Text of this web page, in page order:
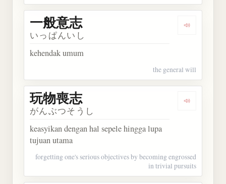
Dengarkan
一般意志
いっぱんいし
kehendak umum
the general will
Dengarkan
玩物喪志
がんぶつそうし
keasyikan dengan hal sepele hingga lupa
tujuan utama
forgetting one's serious objectives by becoming engrossed
in trivial pursuits